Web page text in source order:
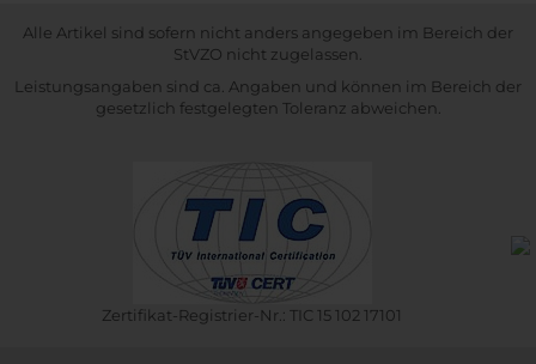
Alle Artikel sind sofern nicht anders angegeben im Bereich der
StVZO nicht zugelassen.
Leistungsangaben sind ca. Angaben und können im Bereich der
gesetzlich festgelegten Toleranz abweichen.
Zertifikat-Registrier-Nr.: TIC 15 102 17101